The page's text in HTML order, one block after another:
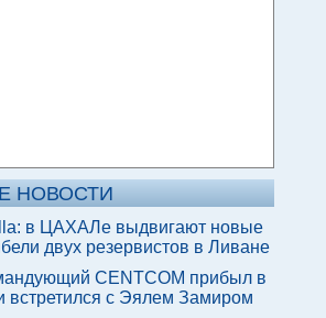
НОВОСТИ
в ЦАХАЛе выдвигают новые
двух резервистов в Ливане
CENTCOM прибыл в
встретился с Эялем Замиром